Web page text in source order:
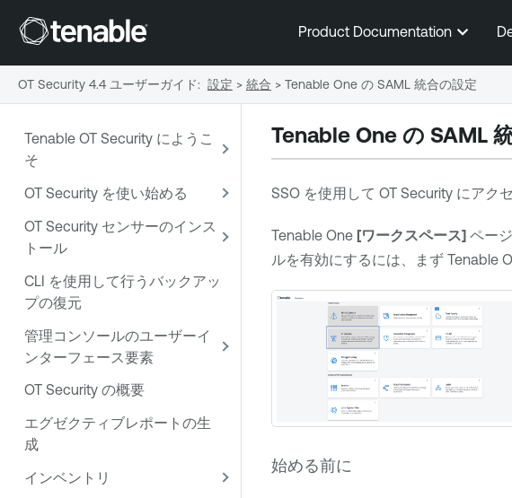
Product Documentation
Tenable OT Security にようこ
そ
OT Security を使い始める
OT Security センサーのインス
トール
CLI を使用して行うバックアッ
プの復元
管理コンソールのユーザーイ
ンターフェース要素
OT Security の概要
エグゼクティブレポートの生
成
インベントリ
Tenable Oneの SAML
SSO を使用して OT Securityにアク
Tenable One [ワークスペース]ペー
ルを有効にするには、まず Tenable
始める前に
OT Security 4.4 ユーザーガイド: 設定 > 統合 > Tenable One の SAML 統合の設定